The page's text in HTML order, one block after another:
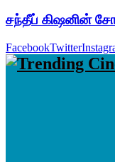
சந்தீப் கிஷனின்
FacebookTwitter